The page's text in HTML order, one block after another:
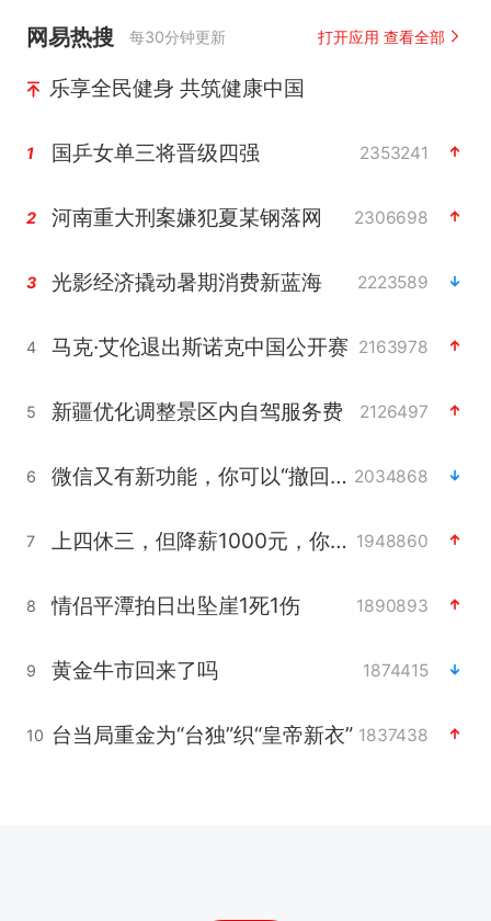
网易热搜 每30分钟更新 打开应用 查看全部
乐享全民健身 共筑健康中国
1 国乒女单三将晋级四强 2353241
2 河南重大刑案嫌犯夏某钢落网 2306698
3 光影经济撬动暑期消费新蓝海 2223589
4 马克·艾伦退出斯诺克中国公开赛 2163978
5 新疆优化调整景区内自驾服务费 2126497
6 微信又有新功能，你可以“撤回”你的撤回了！ 2034868
7 上四休三，但降薪1000元，你接受吗？ 1948860
8 情侣平潭拍日出坠崖1死1伤 1890893
9 黄金牛市回来了吗 1874415
10 台当局重金为“台独”织“皇帝新衣” 1837438